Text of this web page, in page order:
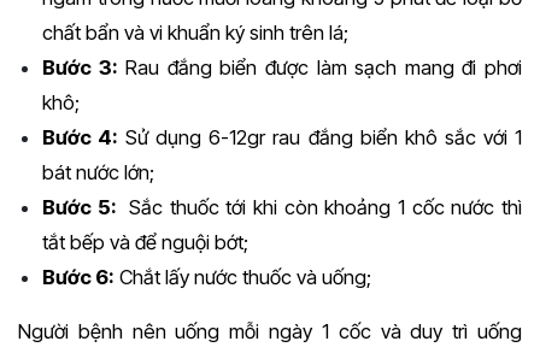
chất bẩn và vi khuẩn ký sinh trên lá;
Bước 3: Rau đắng biển được làm sạch mang đi phơi
khô;
Bước 4: Sử dụng 6-12gr rau đắng biển khô sắc với 1
bát nước lớn;
Bước 5: Sắc thuốc tới khi còn khoảng 1 cốc nước thì
tắt bếp và để nguội bớt;
Bước 6: Chắt lấy nước thuốc và uống;
Người bệnh nên uống mỗi ngày 1 cốc và duy trì uống